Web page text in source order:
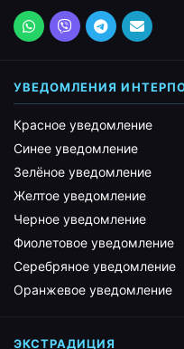
УВЕДОМЛЕНИЯ
Красное уведомление
Синее уведомление
Зелёное уведомление
Желтое уведомление
Черное уведомление
Фиолетовое уведомление
Серебряное уведомление
Оранжевое уведомление
ЭКСТРАДИЦИЯ